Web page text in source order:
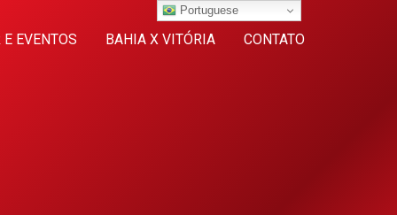
E EVENTOS BAHIA X VITÓRIA CONTATO
Portuguese